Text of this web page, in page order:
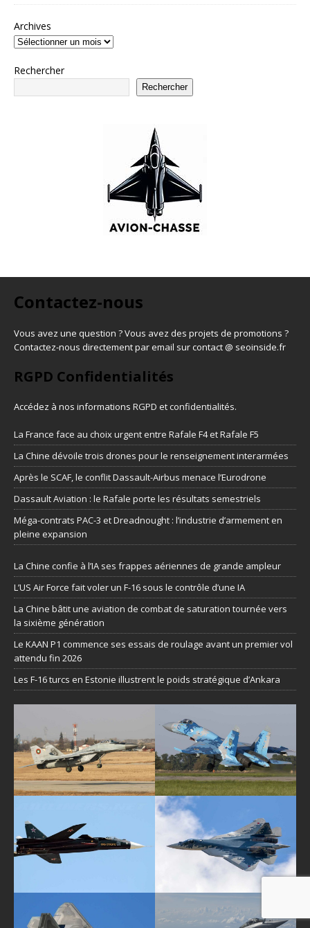
Archives
Rechercher
Rechercher
Contactez-nous
Vous avez une question ? Vous avez des projets de promotions ?
Contactez-nous directement par email sur contact @ seoinside.fr
RGPD Confidentialités
Accédez à nos informations RGPD et confidentialités.
La France face au choix urgent entre Rafale F4 et Rafale F5
La Chine dévoile trois drones pour le renseignement interarmées
Après le SCAF, le conflit Dassault-Airbus menace l’Eurodrone
Dassault Aviation : le Rafale porte les résultats semestriels
Méga-contrats PAC-3 et Dreadnought : l’industrie d’armement en
pleine expansion
La Chine confie à l’IA ses frappes aériennes de grande ampleur
L’US Air Force fait voler un F-16 sous le contrôle d’une IA
La Chine bâtit une aviation de combat de saturation tournée vers
la sixième génération
Le KAAN P1 commence ses essais de roulage avant un premier vol
attendu fin 2026
Les F-16 turcs en Estonie illustrent le poids stratégique d’Ankara